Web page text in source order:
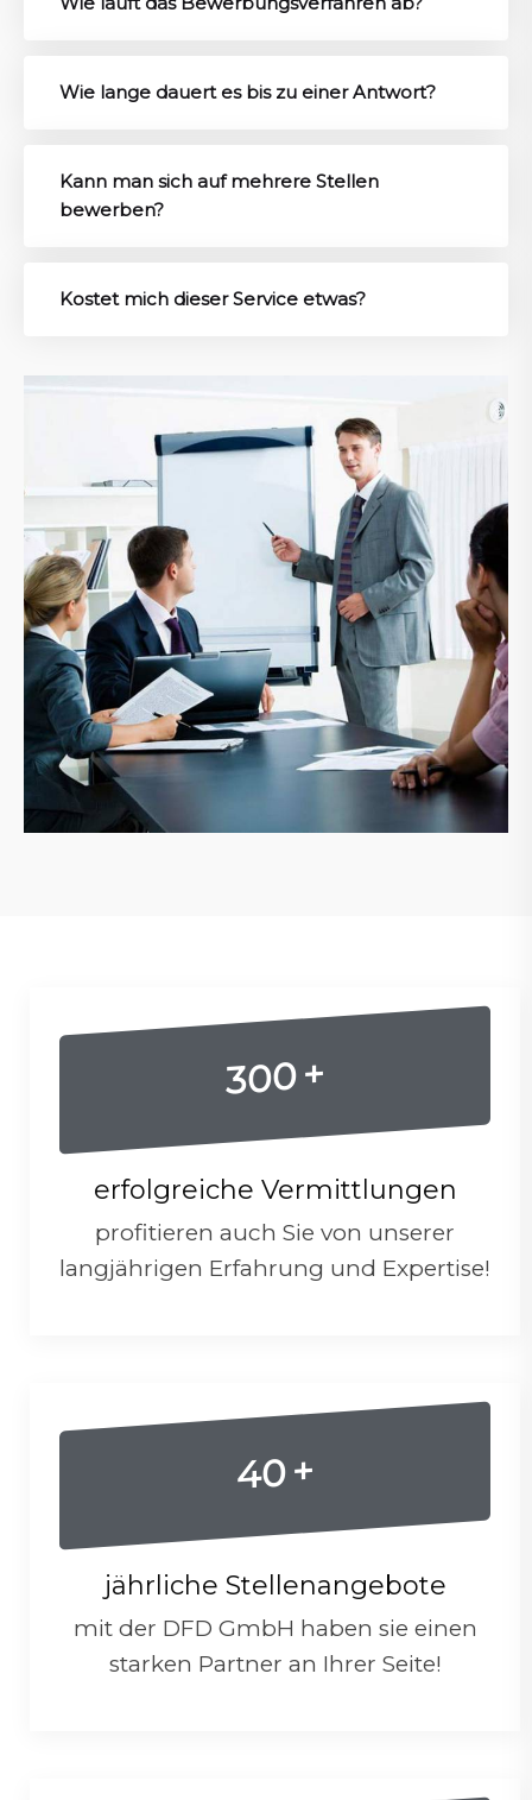
Wie lange dauert es bis zu einer Antwort?
Kann man sich auf mehrere Stellen
bewerben?
Kostet mich dieser Service etwas?
300+
erfolgreiche Vermittlungen
profitieren auch Sie von unserer
langjährigen Erfahrung und Expertise!
40+
jährliche Stellenangebote
mit der DFD GmbH haben sie einen
starken Partner an Ihrer Seite!